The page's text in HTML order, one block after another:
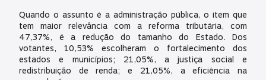
Quando o assunto é a administração pública, o item que
tem maior relevância com a reforma tributária, com
47,37%, é a redução do tamanho do Estado. Dos
votantes, 10,53% escolheram o fortalecimento dos
estados e municípios; 21,05%, a justiça social e
redistribuição de renda; e 21,05%, a eficiência na